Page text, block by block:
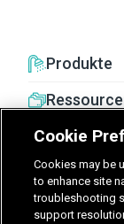
Produkte
United
Cookie
Cookies may be
to enhance site
troubleshooting
support